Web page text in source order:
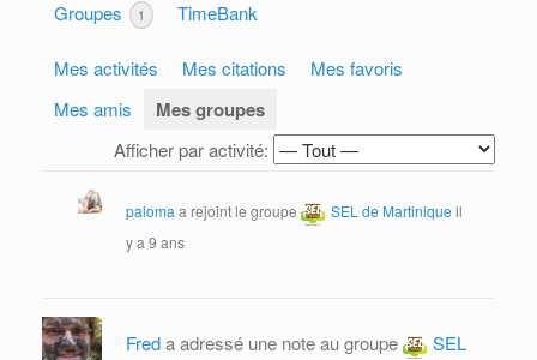
Groupes 1 TimeBank
Mes activités Mes citations
Mes favoris
Mes amis
Mes groupes
Afficher par activité:
paloma a rejoint le groupe SEL de Martinique il
y a 9 ans
Freda adressé une note au groupe
SEL